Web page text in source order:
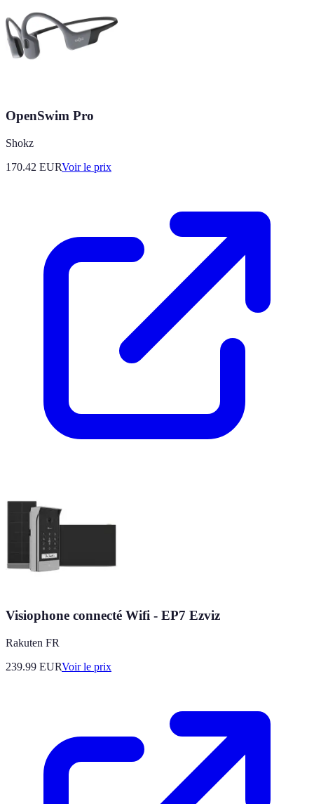
OpenSwim Pro
Shokz
170.42 EURVoir le prix
Visiophone connecté Wifi - EP7 Ezviz
Rakuten FR
239.99 EURVoir le prix